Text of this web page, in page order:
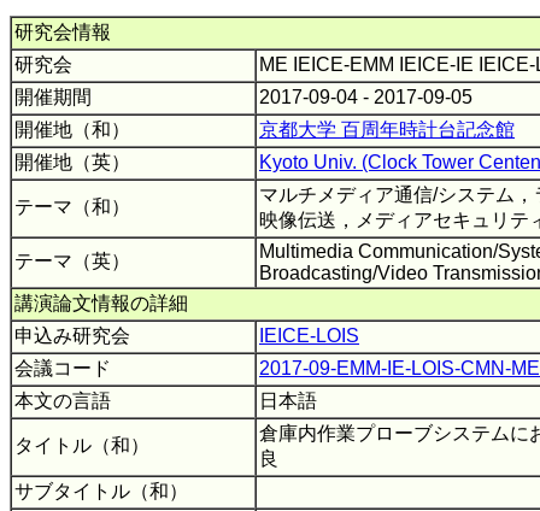
研究会情報
研究会
ME IEICE-EMM IEICE-IE
開催期間
2017-09-04 - 2017-09-05
開催地（和）
京都大学 百周年時計台記念館
開催地（英）
Kyoto Univ. (Clock Tower
テーマ（和）
マルチメディア通信/システム
映像伝送，メディアセキュリテ
テーマ（英）
Multimedia Communication/
Broadcasting/Video
講演論文情報の詳細
申込み研究会
IEICE-LOIS
会議コード
2017-09-EMM-IE-LOIS-CMN-ME
本文の言語
日本語
タイトル（和）
倉庫内作業プローブシステムに
良
サブタイトル（和）